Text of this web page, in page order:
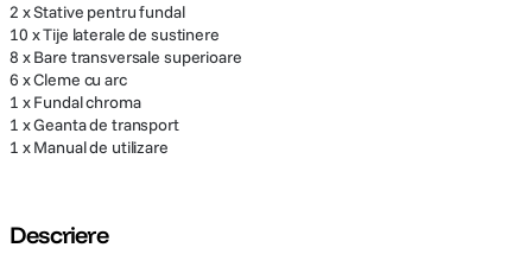
2 x Stative pentru fundal
10 x Tije laterale de sustinere
8 x Bare transversale superioare
6 x Cleme cu arc
1 x Fundal chroma
1 x Geanta de transport
1 x Manual de utilizare
Descriere